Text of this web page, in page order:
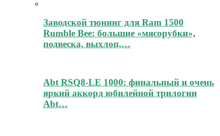
Заводской тюнинг для Ram 1500
Rumble Bee: большие «мясорубки»,
подвеска, выхлоп,…
Abt RSQ8-LE 1000: финальный и очень
яркий аккорд юбилейной трилогии
Abt…